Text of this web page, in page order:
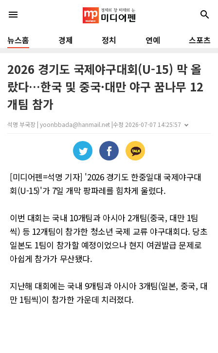
menu search
뉴스홈 경제 정치 연예 스포츠
2026 경기도 국제야구대회(U-15) 막 올
랐다…한국 및 중국·대만 야구 꿈나무 12
개팀 참가
석명 부국장 | yoonbbada@hanmail.net |수정 2026-07-07 14:25:57
[미디어펜=석명 기자] '2026 경기도 한중일대 국제야구대
회(U-15)'가 7일 개막 팡파레를 힘차게 울렸다.
이번 대회는 국내 10개팀과 아시아 2개팀(중국, 대만 1팀
씩) 등 12개팀이 참가한 청소년 국제 교류 야구대회다. 당초
일본도 1팀이 참가할 예정이었으나 현지 여권발급 문제로
아쉽게 참가가 무산됐다.
지난해 대회에는 국내 9개팀과 아시아 3개팀(일본, 중국, 대
만 1팀씩)이 참가한 가운데 치러졌다.